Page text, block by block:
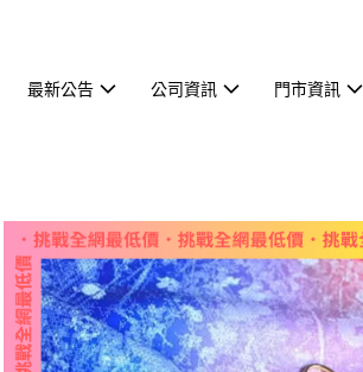
最新公告 公司資訊 門市資訊